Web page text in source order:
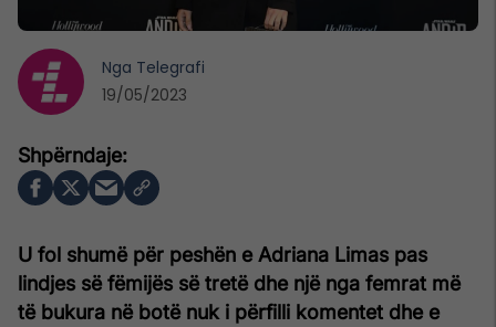
U fol shumë për peshën e Adriana Limas pas
lindjes së fëmijës së tretë dhe një nga femrat më
të bukura në botë nuk i përfilli komentet dhe e
Nga Telegrafi
19/05/2023